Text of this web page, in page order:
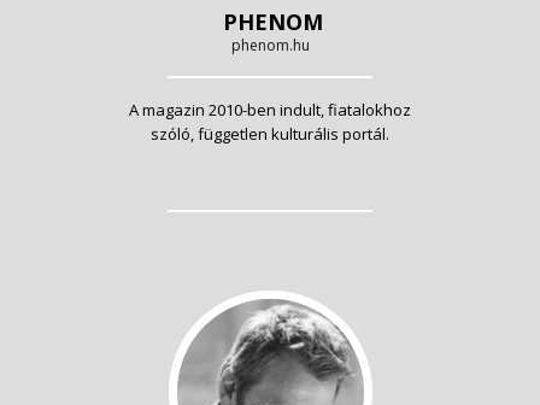
PHENOM
phenom.hu
A magazin 2010-ben indult, fiatalokhoz
szóló, független kulturális portál.